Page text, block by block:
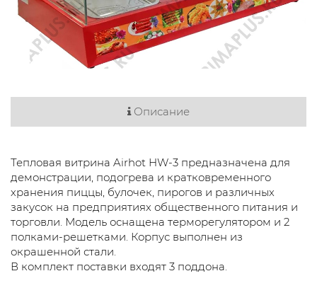
Описание
Тепловая витрина Airhot HW-3 предназначена для
демонстрации, подогрева и кратковременного
хранения пиццы, булочек, пирогов и различных
закусок на предприятиях общественного питания и
торговли. Модель оснащена терморегулятором и 2
полками-решетками. Корпус выполнен из
окрашенной стали.
В комплект поставки входят 3 поддона.